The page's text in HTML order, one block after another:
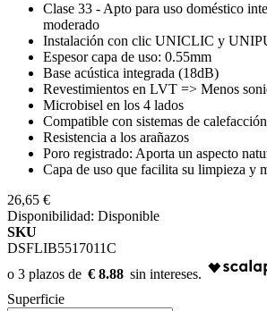
Clase 33 - Apto para uso doméstico
moderado
Instalación con clic UNICLIC y
Espesor capa de uso: 0.55mm
Base acústica integrada (18dB)
Revestimientos en LVT => Menos
Microbisel en los 4 lados
Compatible con sistemas de
Resistencia a los arañazos
Poro registrado: Aporta un aspecto
Capa de uso que facilita su limpieza y
26,65 €
Disponibilidad: Disponible
SKU
DSFLIB5517011C
€ 8.88
Superficie